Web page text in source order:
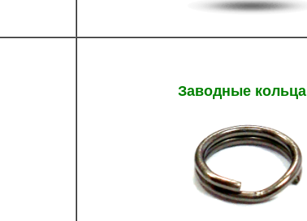
Заводные кольца